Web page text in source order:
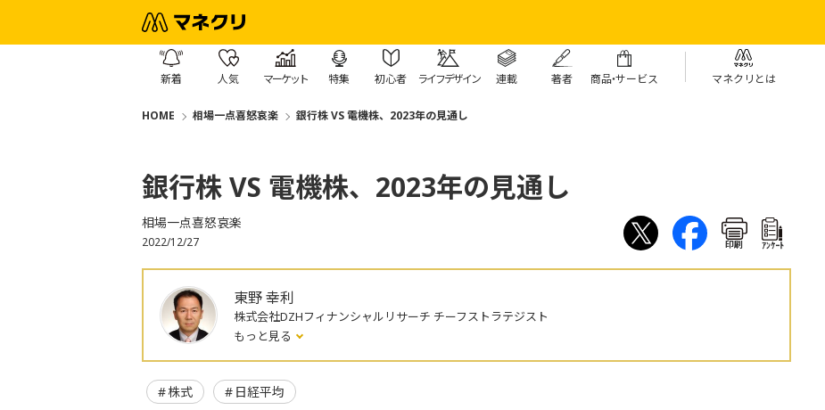
新着 人気 マーケット 特集 初心者 ライフデザイン 連載 著者 商品・サービス マネクリとは
HOME 相場一点喜怒哀楽 銀行株 VS 電機株、2023年の見通し
銀行株 VS 電機株、2023年の見通し
相場一点喜怒哀楽
2022/12/27 印刷 ｱﾝｹｰﾄ
東野 幸利
株式会社DZHフィナンシャルリサーチ チーフストラテジスト
もっと見る
株式 日経平均